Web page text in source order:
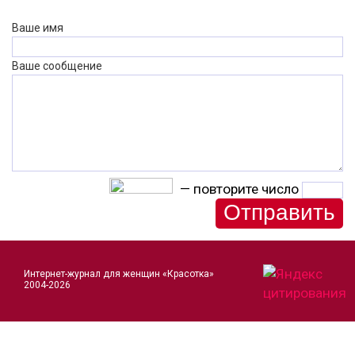
Ваше имя
Ваше сообщение
— повторите число
Интернет-журнал для женщин «Красотка»
2004-2026